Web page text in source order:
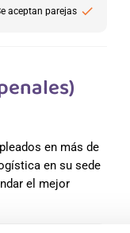
aceptan parejas check
en más de
en su sede
el mejor